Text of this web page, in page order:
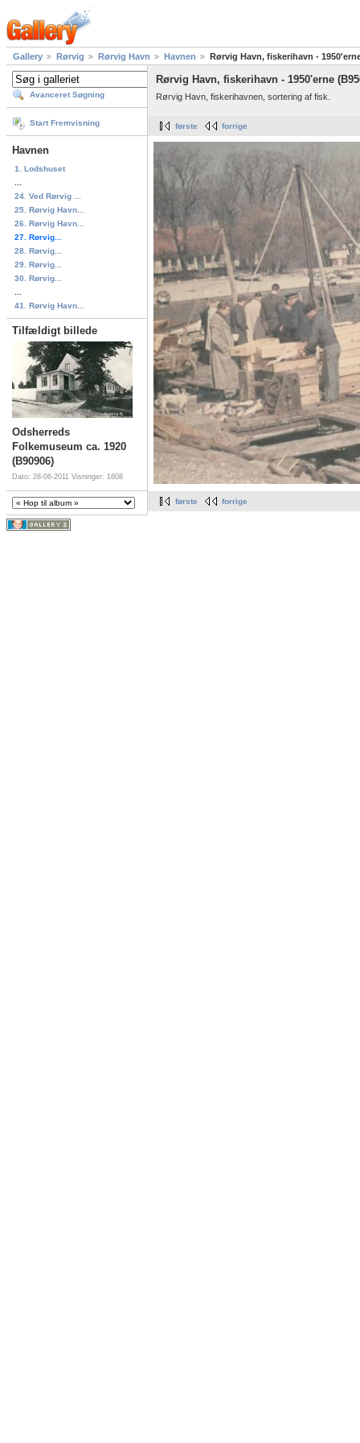
Gallery Rørvig Rørvig Havn Havnen Rørvig Havn, fiskerihavn -
Avanceret Søgning
Start Fremvisning
Havnen
1. Lodshuset
24. Ved Rørvig ...
25. Rørvig Havn...
26. Rørvig Havn...
27. Rørvig...
28. Rørvig...
29. Rørvig...
30. Rørvig...
41. Rørvig Havn...
Tilfældigt billede
Odsherreds
Folkemuseum ca. 1920
(B90906)
Dato: 28-06-2011 Visninger: 1608
Rørvig Havn, fiskerihavn - 1950'erne
Rørvig Havn, fiskerihavnen, sortering af fisk.
første forrige
første forrige